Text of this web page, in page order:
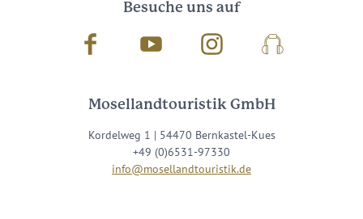
Besuche uns auf
Facebook Youtube InstagramPodcast
Mosellandtouristik GmbH
Kordelweg 1 | 54470 Bernkastel-Kues
+49 (0)6531-97330
info@mosellandtouristik.de